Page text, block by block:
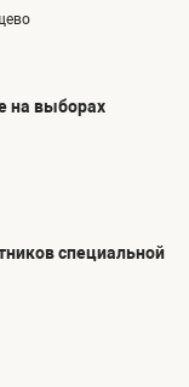
на выборах
специальной